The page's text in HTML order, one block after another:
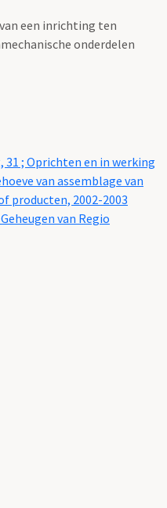
een inrichting ten
onderdelen
; Oprichten en in werking
van assemblage van
producten, 2002-2003
van Regio